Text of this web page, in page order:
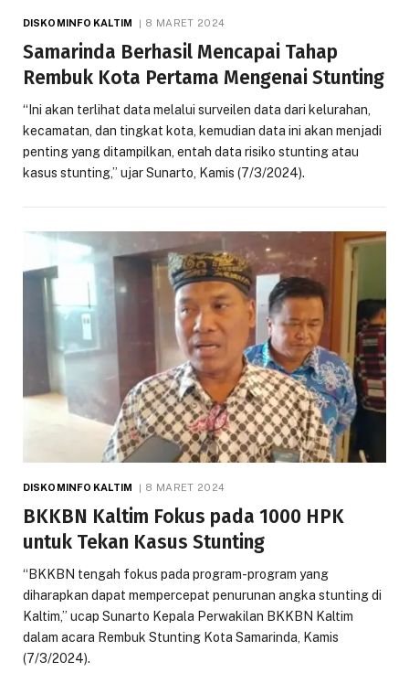
DISKOMINFO KALTIM 8 MARET 2024
Samarinda Berhasil Mencapai Tahap
Rembuk Kota Pertama Mengenai Stunting
“Ini akan terlihat data melalui surveilen data dari kelurahan,
kecamatan, dan tingkat kota, kemudian data ini akan menjadi
penting yang ditampilkan, entah data risiko stunting atau
kasus stunting,” ujar Sunarto, Kamis (7/3/2024).
DISKOMINFO KALTIM 8 MARET 2024
BKKBN Kaltim Fokus pada 1000 HPK
untuk Tekan Kasus Stunting
“BKKBN tengah fokus pada program-program yang
diharapkan dapat mempercepat penurunan angka stunting di
Kaltim,” ucap Sunarto Kepala Perwakilan BKKBN Kaltim
dalam acara Rembuk Stunting Kota Samarinda, Kamis
(7/3/2024).